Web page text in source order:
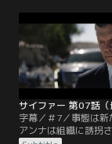
人の共通点として、
額の送金を受けてい
し、ウィルは2週間
になったことを解読
ェームズは一連の事
わっていることを突
字幕／＃7／事態は新
アンナは組織に誘拐